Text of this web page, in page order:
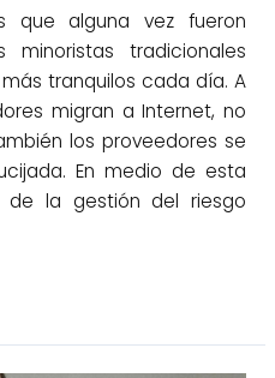
que alguna vez fueron
tradicionales
tranquilos cada día. A
migran a Internet, no
los proveedores se
En medio de esta
de la gestión del riesgo